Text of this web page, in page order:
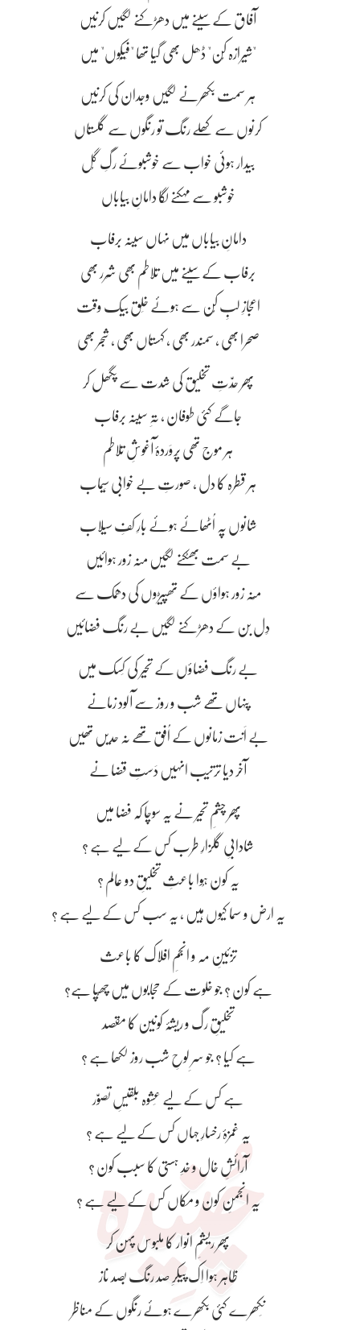
آفاق کے سینے میں دھڑکنے لگیں کرنیں
"شیرازہ کُن" ڈھل بھی گیا تھا "فَیَکُوں" میں
ہر سمت بکھرنے لگیں وجدان کی کرنیں
کرنوں سے کھِلے رنگ تو رنگوں سے گلستاں
بیدار ہوئی خواب سے خوشبوئے رگِ گُل
خوشبو سے مہکنے لگا دامانِ بیاباں
دامانِ بیاباں میں نہاں سینہ برفاب
برفاب کے سینے میں تلاطم بھی شَرر بھی
اعجازِ لبِ کُن سے ہوئے خَلق بیک وقت
صحرا بھی ، سمندر بھی ، کہستاں بھی ، شجر بھی
پھر حِدّتِ تخلیق کی شدت سے پگھل کر
جاگے کئی طوفان ، تہِ سینہ برفاب
ہر موج تھی پَروَردۂ آغوشِ تلاطم
ہر قطرہ کا دل ، صورتِ بے خوابی سِیماب
شانوں پہ اُٹھائے ہوئے بارِ کفِ سیلاب
بے سمت بھٹکنے لگیں منہ زور ہوائیں
مُنہ زور ہواؤں کے تھپیڑوں کی دھمک سے
دِل بن کے دھڑکنے لگیں بے رنگ فضائیں
بے رنگ فضاؤں کے تحیر کی کَسک میں
پنہاں تھے شب و روز سے آلود زمانے
بے اَنت زمانوں کے اُفق تھے نہ حدیں تھیں
آخر دیا ترتیب انہیں دَستِ قضا نے
پھر چشمِ تحیر نے یہ سوچا کہ فضا میں
شادابیِ گلزارِ طرب کس کے لیے ہے ؟
یہ کون ہُوا باعثِ تخلیقِ دو عالم ؟
یہ ارض و سما کیوں ہیں ، یہ سب کس کے لیے ہے ؟
تزئینِ مَہ و انجمِ افلاک کا باعث
ہے کون ؟ جو خلوت کے حجابوں میں چھُپا ہے؟
تخلیقِ رگ و ریشۂ کونین کا مقصد
ہے کیا ؟ جو سرِ لوحِ شب روز لکھا ہے ؟
ہے کس کے لیے عَشوہ بلقیسِ تصوّر
یہ غمزۂ رخسارِ جہاں کس کے لیے ہے ؟
آرائشِ خال و خدِ ہستی کا سبب کون ؟
یہ انجمنِ کون و مکاں کس کے لیے ہے ؟
پھر ریشمِ انوار کا ملبوس پہن کر
ظاہر ہوا اِک پیکرِ صد رنگ بصد ناز
نِکھرے کئی بکھرے ہوئے رنگوں کے مناظر